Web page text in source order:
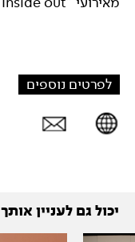
לפרטים נוספים
יכול גם לעניין אותך